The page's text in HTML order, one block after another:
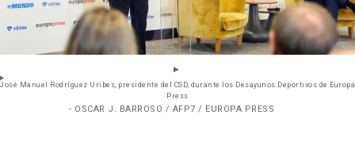
José Manuel Rodríguez Uribes, presidente del CSD, durante los Desayunos Deportivos de Europa
Press
- OSCAR J. BARROSO / AFP7 / EUROPA PRESS